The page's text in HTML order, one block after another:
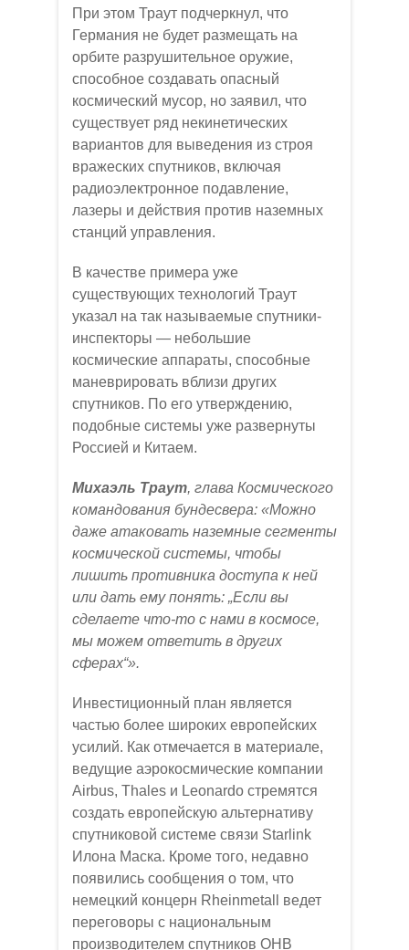
При этом Траут подчеркнул, что
Германия не будет размещать на
орбите разрушительное оружие,
способное создавать опасный
космический мусор, но заявил, что
существует ряд некинетических
вариантов для выведения из строя
вражеских спутников, включая
радиоэлектронное подавление,
лазеры и действия против наземных
станций управления.
В качестве примера уже
существующих технологий Траут
указал на так называемые спутники-
инспекторы — небольшие
космические аппараты, способные
маневрировать вблизи других
спутников. По его утверждению,
подобные системы уже развернуты
Россией и Китаем.
Михаэль Траут, глава Космического
командования бундесвера: «Можно
даже атаковать наземные сегменты
космической системы, чтобы
лишить противника доступа к ней
или дать ему понять: „Если вы
сделаете что-то с нами в космосе,
мы можем ответить в других
сферах“».
Инвестиционный план является
частью более широких европейских
усилий. Как отмечается в материале,
ведущие аэрокосмические компании
Airbus, Thales и Leonardo стремятся
создать европейскую альтернативу
спутниковой системе связи Starlink
Илона Маска. Кроме того, недавно
появились сообщения о том, что
немецкий концерн Rheinmetall ведет
переговоры с национальным
производителем спутников OHB